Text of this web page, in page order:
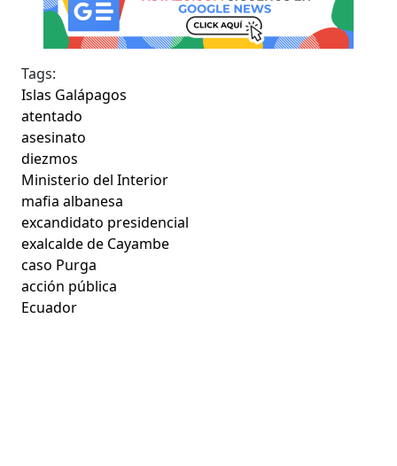
Tags:
Islas Galápagos
atentado
asesinato
diezmos
Ministerio del Interior
mafia albanesa
excandidato presidencial
exalcalde de Cayambe
caso Purga
acción pública
Ecuador